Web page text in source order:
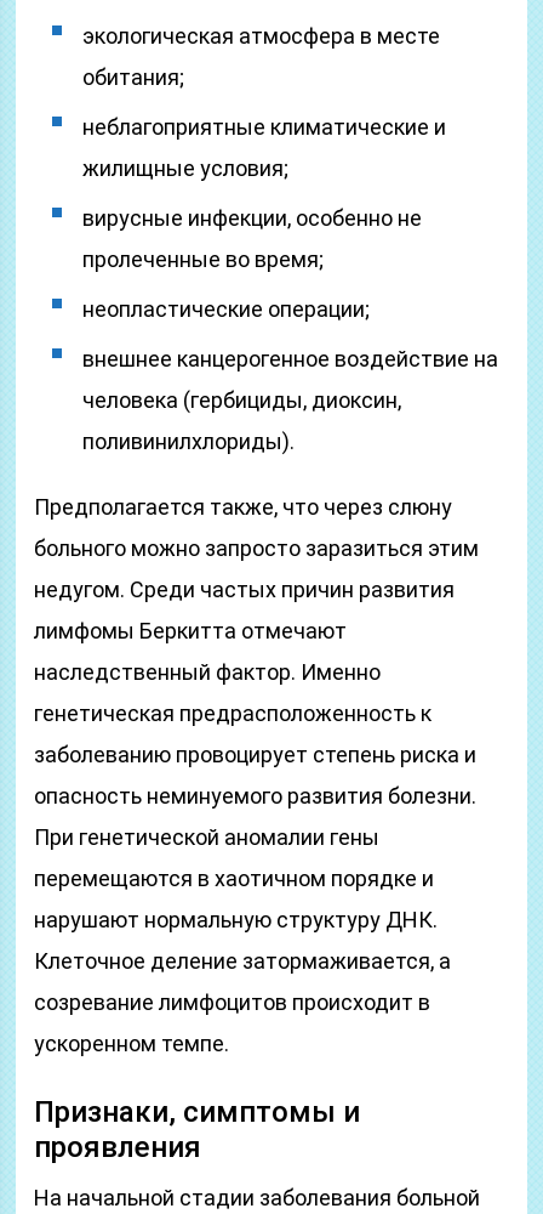
экологическая атмосфера в месте
обитания;
неблагоприятные климатические и
жилищные условия;
вирусные инфекции, особенно не
пролеченные во время;
неопластические операции;
внешнее канцерогенное воздействие на
человека (гербициды, диоксин,
поливинилхлориды).
Предполагается также, что через слюну
больного можно запросто заразиться этим
недугом. Среди частых причин развития
лимфомы Беркитта отмечают
наследственный фактор. Именно
генетическая предрасположенность к
заболеванию провоцирует степень риска и
опасность неминуемого развития болезни.
При генетической аномалии гены
перемещаются в хаотичном порядке и
нарушают нормальную структуру ДНК.
Клеточное деление затормаживается, а
созревание лимфоцитов происходит в
ускоренном темпе.
Признаки, симптомы и
проявления
На начальной стадии заболевания больной